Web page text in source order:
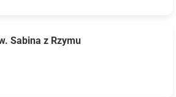
Sabina z Rzymu